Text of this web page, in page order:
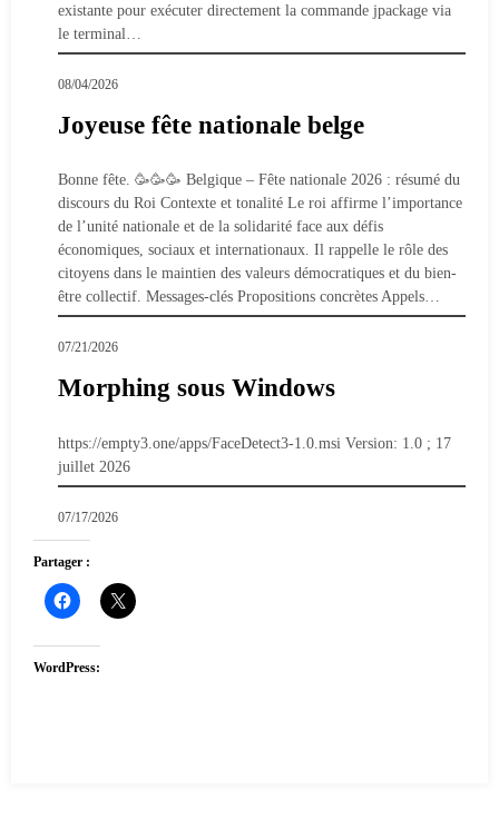
existante pour exécuter directement la commande jpackage via
le terminal…
08/04/2026
Joyeuse fête nationale belge
Bonne fête. 🥳🥳🥳 Belgique – Fête nationale 2026 : résumé du
discours du Roi Contexte et tonalité Le roi affirme l’importance
de l’unité nationale et de la solidarité face aux défis
économiques, sociaux et internationaux. Il rappelle le rôle des
citoyens dans le maintien des valeurs démocratiques et du bien-
être collectif. Messages-clés Propositions concrètes Appels…
07/21/2026
Morphing sous Windows
https://empty3.one/apps/FaceDetect3-1.0.msi Version: 1.0 ; 17
juillet 2026
07/17/2026
Partager :
WordPress: